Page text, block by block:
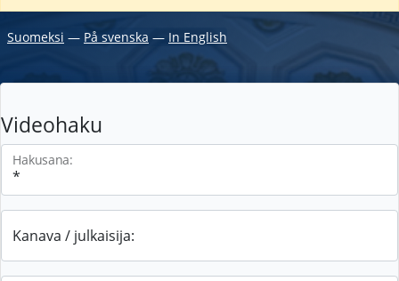
Suomeksi ― På svenska ― In English
Videohaku
Hakusana:
Kanava / julkaisija: